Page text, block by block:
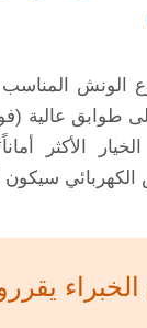
الونش
الأكثر